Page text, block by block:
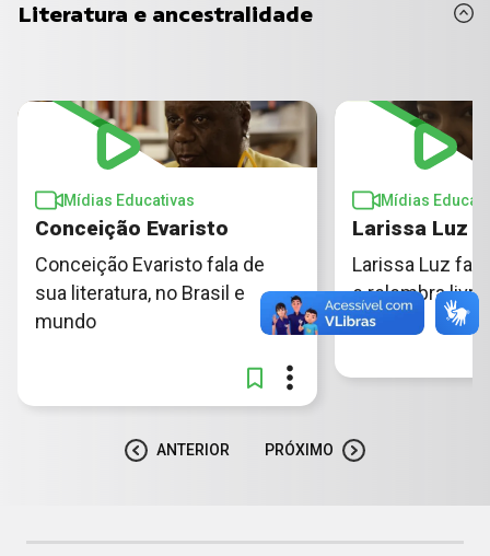
Literatura e ancestralidade
Mídias Educativas
Conceição Evaristo
Conceição Evaristo fala de
sua literatura, no Brasil e
mundo
Mídias
Larissa Luz
Larissa Luz
e relembra
ANTERIOR PRÓXIMO